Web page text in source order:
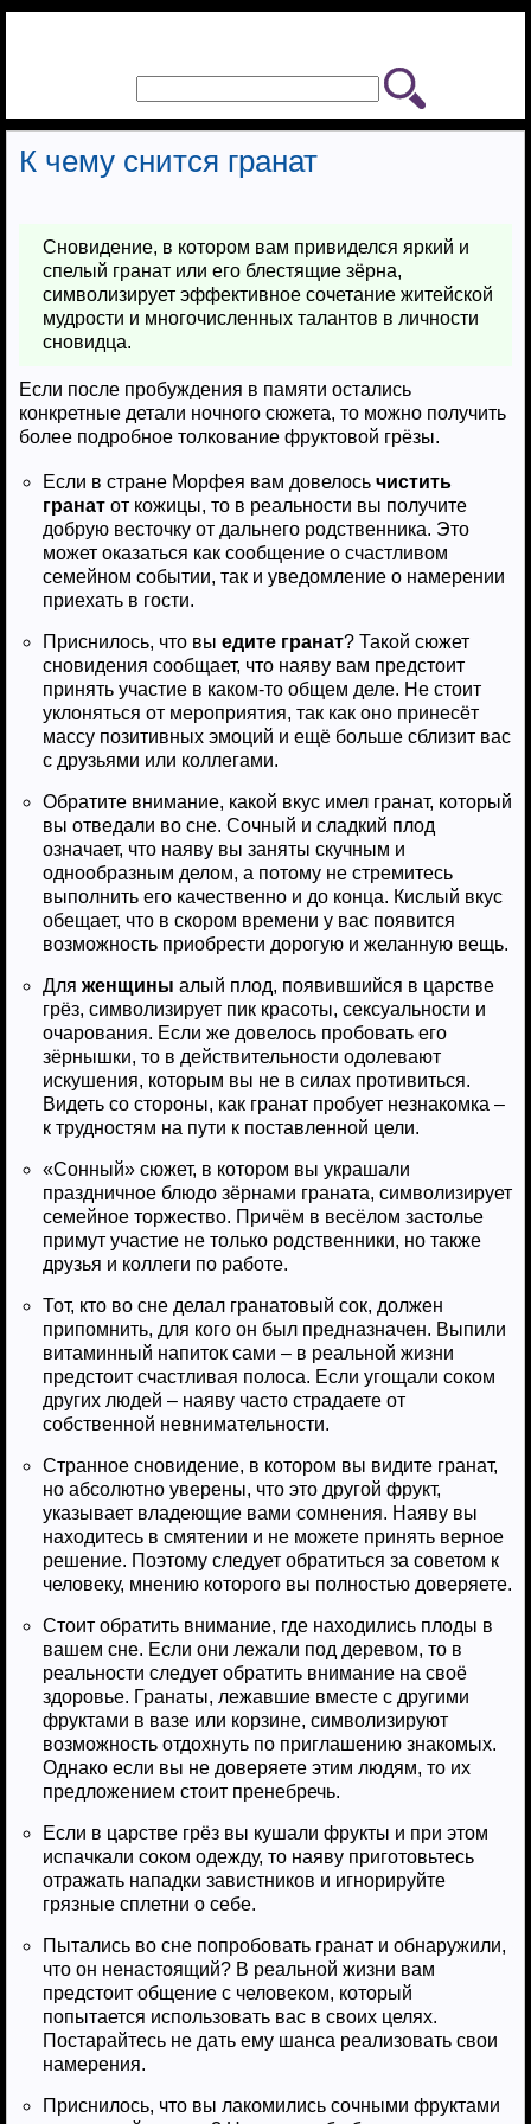
К чему снится гранат
Сновидение, в котором вам привиделся яркий и
спелый гранат или его блестящие зёрна,
символизирует эффективное сочетание житейской
мудрости и многочисленных талантов в личности
сновидца.
Если после пробуждения в памяти остались
конкретные детали ночного сюжета, то можно получить
более подробное толкование фруктовой грёзы.
Если в стране Морфея вам довелось чистить
гранат от кожицы, то в реальности вы получите
добрую весточку от дальнего родственника. Это
может оказаться как сообщение о счастливом
семейном событии, так и уведомление о намерении
приехать в гости.
Приснилось, что вы едите гранат? Такой сюжет
сновидения сообщает, что наяву вам предстоит
принять участие в каком-то общем деле. Не стоит
уклоняться от мероприятия, так как оно принесёт
массу позитивных эмоций и ещё больше сблизит вас
с друзьями или коллегами.
Обратите внимание, какой вкус имел гранат, который
вы отведали во сне. Сочный и сладкий плод
означает, что наяву вы заняты скучным и
однообразным делом, а потому не стремитесь
выполнить его качественно и до конца. Кислый вкус
обещает, что в скором времени у вас появится
возможность приобрести дорогую и желанную вещь.
Для женщины алый плод, появившийся в царстве
грёз, символизирует пик красоты, сексуальности и
очарования. Если же довелось пробовать его
зёрнышки, то в действительности одолевают
искушения, которым вы не в силах противиться.
Видеть со стороны, как гранат пробует незнакомка –
к трудностям на пути к поставленной цели.
«Сонный» сюжет, в котором вы украшали
праздничное блюдо зёрнами граната, символизирует
семейное торжество. Причём в весёлом застолье
примут участие не только родственники, но также
друзья и коллеги по работе.
Тот, кто во сне делал гранатовый сок, должен
припомнить, для кого он был предназначен. Выпили
витаминный напиток сами – в реальной жизни
предстоит счастливая полоса. Если угощали соком
других людей – наяву часто страдаете от
собственной невнимательности.
Странное сновидение, в котором вы видите гранат,
но абсолютно уверены, что это другой фрукт,
указывает владеющие вами сомнения. Наяву вы
находитесь в смятении и не можете принять верное
решение. Поэтому следует обратиться за советом к
человеку, мнению которого вы полностью доверяете.
Стоит обратить внимание, где находились плоды в
вашем сне. Если они лежали под деревом, то в
реальности следует обратить внимание на своё
здоровье. Гранаты, лежавшие вместе с другими
фруктами в вазе или корзине, символизируют
возможность отдохнуть по приглашению знакомых.
Однако если вы не доверяете этим людям, то их
предложением стоит пренебречь.
Если в царстве грёз вы кушали фрукты и при этом
испачкали соком одежду, то наяву приготовьтесь
отражать нападки завистников и игнорируйте
грязные сплетни о себе.
Пытались во сне попробовать гранат и обнаружили,
что он ненастоящий? В реальной жизни вам
предстоит общение с человеком, который
попытается использовать вас в своих целях.
Постарайтесь не дать ему шанса реализовать свои
намерения.
Приснилось, что вы лакомились сочными фруктами